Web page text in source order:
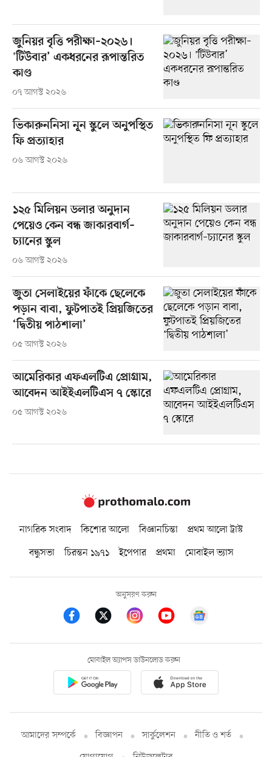
জুনিয়র বৃত্তি পরীক্ষা–২০২৬।
'টিউবার’ একধরনের রূপান্তরিত
কাণ্ড
০৭ আগস্ট ২০২৬
ভিকারুননিসা নূন স্কুলে অনুপস্থিত
ফি প্রত্যাহার
০৬ আগস্ট ২০২৬
১২৫ মিলিয়ন ডলার অনুদান
পেয়েও কেন বন্ধ জাকারবার্গ–
চ্যানের স্কুল
০৬ আগস্ট ২০২৬
জুতা সেলাইয়ের ফাঁকে ছেলেকে
পড়ান বাবা, ফুটপাতই প্রিয়জিতের
‘দ্বিতীয় পাঠশালা’
০৫ আগস্ট ২০২৬
আমেরিকার এফএলটিএ প্রোগ্রাম,
আবেদন আইইএলটিএস ৭ স্কোরে
০৫ আগস্ট ২০২৬
নাগরিক সংবাদ কিশোর আলো বিজ্ঞানচিন্তা
প্রথম আলো ট্রাস্ট
বন্ধুসভা
চিরন্তন ১৯৭১ ইপেপার প্রথমা মোবাইল ভ্যাস
অনুসরণ করুন
মোবাইল অ্যাপস ডাউনলোড করুন
আমাদের সম্পর্কে বিজ্ঞাপন সার্কুলেশন
নীতি ও শর্ত